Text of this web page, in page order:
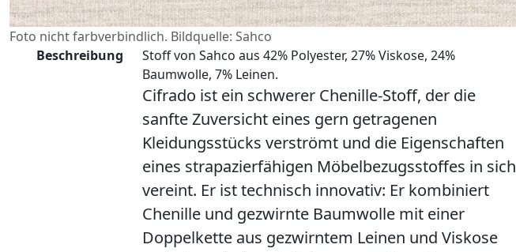
Foto nicht farbverbindlich. Bildquelle: Sahco
Beschreibung
Stoff von Sahco aus 42% Polyester, 27% Viskose, 24%
Baumwolle, 7% Leinen.
Cifrado ist ein schwerer Chenille-Stoff, der die
sanfte Zuversicht eines gern getragenen
Kleidungsstücks verströmt und die Eigenschaften
eines strapazierfähigen Möbelbezugsstoffes in sich
vereint. Er ist technisch innovativ: Er kombiniert
Chenille und gezwirnte Baumwolle mit einer
Doppelkette aus gezwirntem Leinen und Viskose